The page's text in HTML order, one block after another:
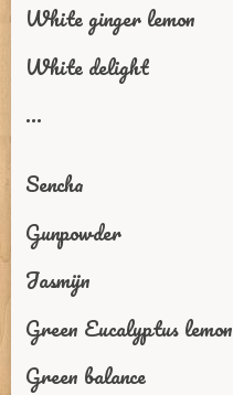
White ginger lemon
White delight
...
Sencha
Gunpowder
Jasmijn
Green Eucalyptus lemon
Green balance